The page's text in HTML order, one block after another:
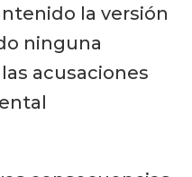
la versión
ninguna
acusaciones